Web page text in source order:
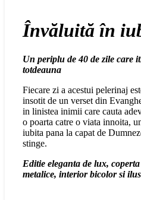
Învăluită în
Un periplu de 40 de zile care
totdeauna
Fiecare zi a acestui pelerinaj
insotit de un verset din
in linistea inimii care cauta
o poarta catre o viata innoita,
iubita pana la capat de
stinge.
Editie eleganta de lux,
metalice, interior bicolor si